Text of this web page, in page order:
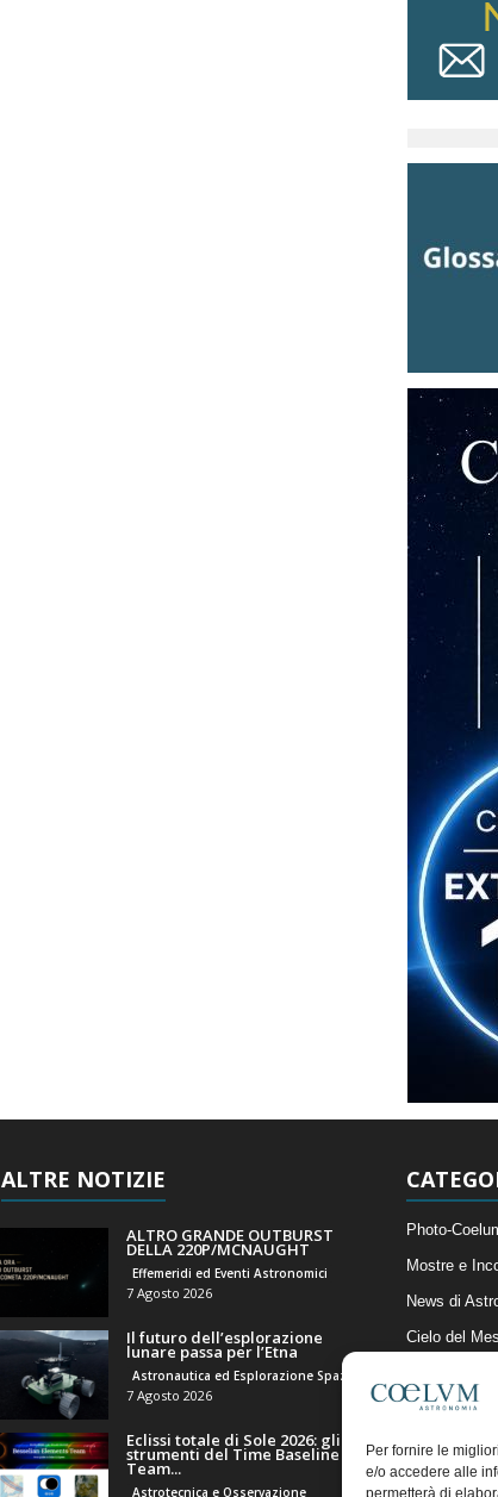
Per fornire le
e/o accedere alle
permetterà di
ALTRE NOTIZIE
ALTRO GRANDE OUTBURST
DELLA 220P/MCNAUGHT
Effemeridi ed Eventi Astronomici
7 Agosto 2026
Il futuro dell’esplorazione
lunare passa per l’Etna
7 Agosto 2026
Eclissi totale di Sole 2026: gli
strumenti del Time Baseline
Team...
Astrotecnica e Osservazione
Photo-
Mostre e
News di
Cielo del
Articoli e
Il Blog della